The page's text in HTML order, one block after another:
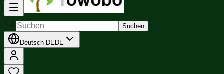
Suchen
Deutsch DEDE